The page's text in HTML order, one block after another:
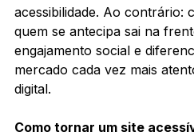
acessibilidade. Ao contrário:
quem se antecipa sai na
engajamento social e
mercado cada vez mais
digital.
Como tornar um site